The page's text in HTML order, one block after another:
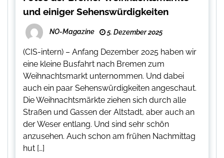
und einiger Sehenswürdigkeiten
NO-Magazine 5. Dezember 2025
(CIS-intern) – Anfang Dezember 2025 haben wir
eine kleine Busfahrt nach Bremen zum
Weihnachtsmarkt unternommen. Und dabei
auch ein paar Sehenswürdigkeiten angeschaut.
Die Weihnachtsmärkte ziehen sich durch alle
Straßen und Gassen der Altstadt, aber auch an
der Weser entlang. Und sind sehr schön
anzusehen. Auch schon am frühen Nachmittag
hut […]